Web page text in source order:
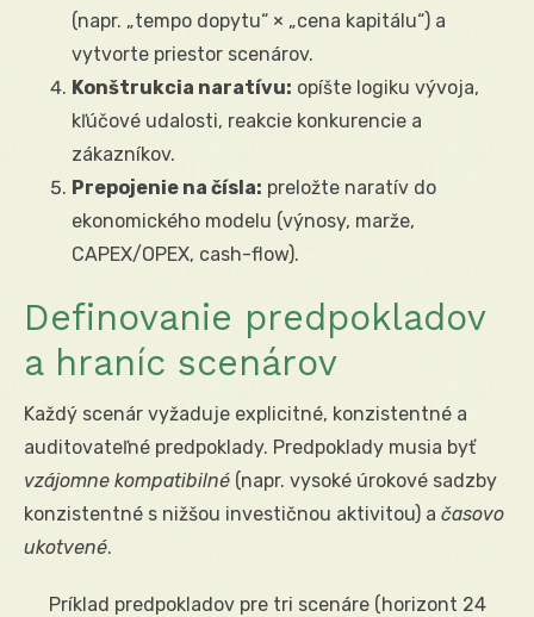
(napr. „tempo dopytu“ × „cena kapitálu“) a
vytvorte priestor scenárov.
Konštrukcia naratívu: opíšte logiku vývoja,
kľúčové udalosti, reakcie konkurencie a
zákazníkov.
Prepojenie na čísla: preložte naratív do
ekonomického modelu (výnosy, marže,
CAPEX/OPEX, cash-flow).
Definovanie predpokladov
a hraníc scenárov
Každý scenár vyžaduje explicitné, konzistentné a
auditovateľné predpoklady. Predpoklady musia byť
vzájomne kompatibilné (napr. vysoké úrokové sadzby
konzistentné s nižšou investičnou aktivitou) a časovo
ukotvené.
Príklad predpokladov pre tri scenáre (horizont 24